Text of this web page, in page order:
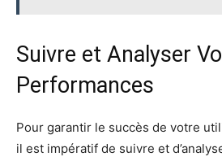
Suivre et Analyser
Performances
Pour garantir le succès de votre
il est impératif de suivre et